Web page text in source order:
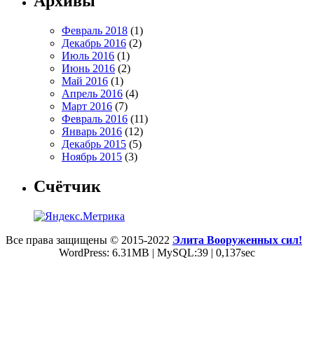
Февраль 2018 (1)
Декабрь 2016 (2)
Июль 2016 (1)
Июнь 2016 (2)
Май 2016 (1)
Апрель 2016 (4)
Март 2016 (7)
Февраль 2016 (11)
Январь 2016 (12)
Декабрь 2015 (5)
Ноябрь 2015 (3)
Счётчик
Все права защищены © 2015-2022 Элита Вооруженных сил!
WordPress: 6.31MB | MySQL:39 | 0,137sec